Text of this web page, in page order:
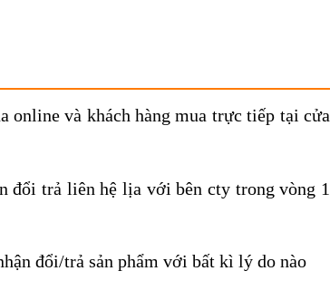
online và khách hàng mua trực tiếp tại cửa
đổi trả liên hệ lịa với bên cty trong vòng 1
đổi/trả sản phẩm với bất kì lý do nào